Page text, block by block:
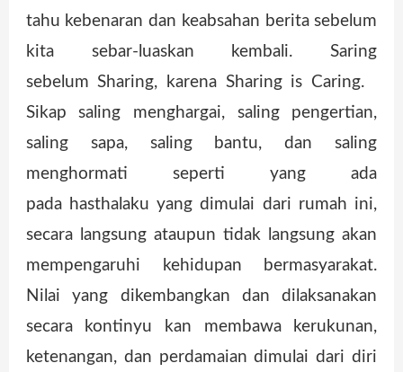
tahu kebenaran dan keabsahan berita sebelum
kita sebar-luaskan kembali. Saring
sebelum Sharing, karena Sharing is Caring.
Sikap saling menghargai, saling pengertian,
saling sapa, saling bantu, dan saling
menghormati seperti yang ada
pada hasthalaku yang dimulai dari rumah ini,
secara langsung ataupun tidak langsung akan
mempengaruhi kehidupan bermasyarakat.
Nilai yang dikembangkan dan dilaksanakan
secara kontinyu kan membawa kerukunan,
ketenangan, dan perdamaian dimulai dari diri